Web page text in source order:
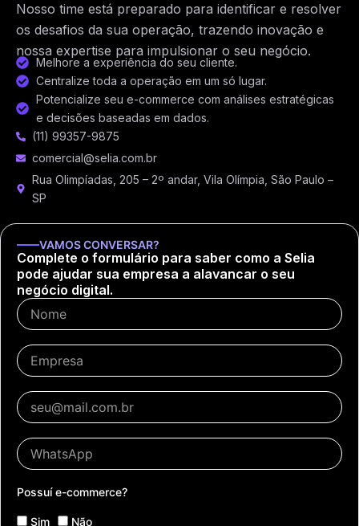
Nosso time está preparado para identificar e resolver
os desafios da sua operação, trazendo inovação e
nossa expertise para impulsionar o seu negócio.
Melhore a experiência do seu cliente.
Centralize toda a operação em um só lugar.
Potencialize seu e-commerce com análises estratégicas
e decisões baseadas em dados.
(11) 99357-9875
comercial@selia.com.br
Rua Olimpíadas, 205 – 2º andar, Vila Olímpia, São Paulo –
SP
VAMOS CONVERSAR?
Complete o formulário para saber como a Selia
pode ajudar sua empresa a alavancar o seu
negócio digital.
Possuí e-commerce?
Sim Não